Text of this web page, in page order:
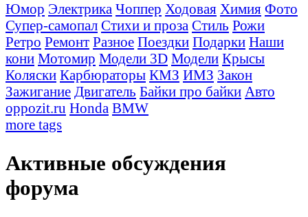
Юмор Электрика Чоппер Ходовая Химия Фото
Супер-самопал Стихи и проза Стиль Рожи
Ретро Ремонт Разное Поездки Подарки Наши
кони Мотомир Модели 3D Модели Крысы
Коляски Карбюраторы КМЗ ИМЗ Закон
Зажигание Двигатель Байки про байки Авто
oppozit.ru Honda BMW
more tags
Активные обсуждения
форума